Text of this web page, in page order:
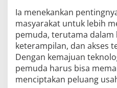
Ia menekankan
masyarakat untuk lebih
pemuda, terutama
keterampilan, dan akses
Dengan kemajuan
pemuda harus bisa
menciptakan peluang